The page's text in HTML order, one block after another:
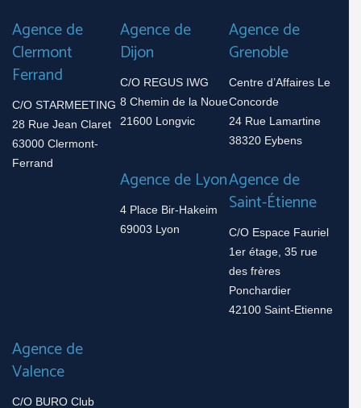
Agence de
Clermont
Ferrand
C/O STARMEETING
28 Rue Jean Claret
63000 Clermont-
Ferrand
Agence de
Dijon
C/O REGUS IWG
8 Chemin de la Noue
21600 Longvic
Agence de
Grenoble
Centre d’Affaires Le
Concorde
24 Rue Lamartine
38320 Eybens
Agence de Lyon
4 Place Bir-Hakeim
69003 Lyon
Agence de
Saint-Étienne
C/O Espace Fauriel
1er étage, 35 rue
des frères
Ponchardier
42100 Saint-Etienne
Agence de
Valence
C/O BURO Club